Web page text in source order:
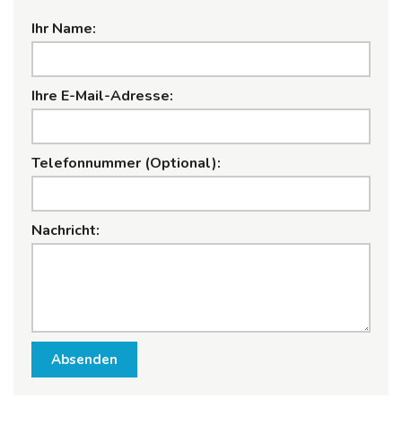
Ihr Name:
Ihre E-Mail-Adresse:
Telefonnummer (Optional):
Nachricht:
Absenden